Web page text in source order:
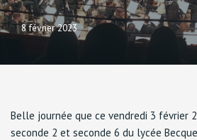
8 février 2023
Belle journée que ce vendredi 3 février
seconde 2 et seconde 6 du lycée